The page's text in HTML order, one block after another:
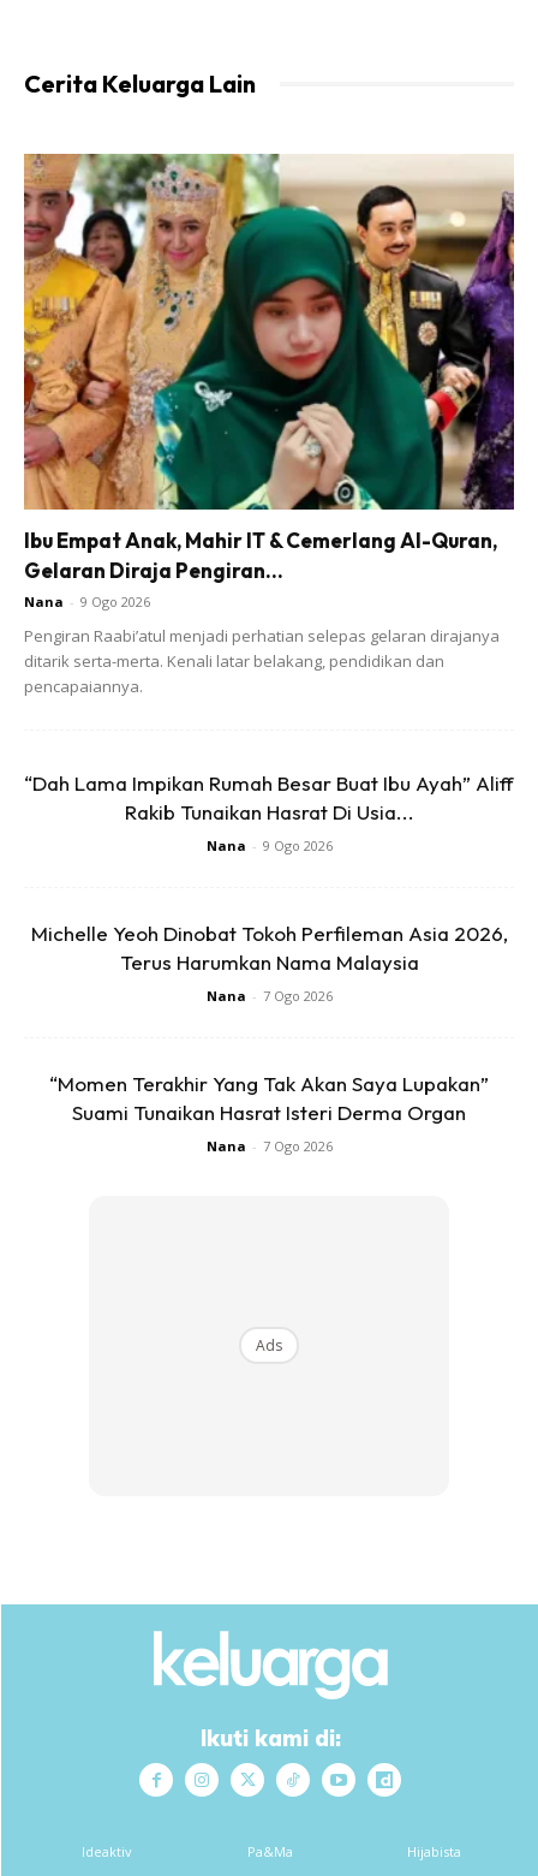
penghadaman dan cara
mengeluarkan angin dalam badan.
Angin atau gas yg terkandung
dalam badan kita biasanya
daripada apa yang kita makan dan
minum. Gas-gas lain pula dari
sistem pencernaan kita.⠀
Namun itu tidak semestinya kita mesti ‘hentikan’ kentut.
Walau bagaimanapun anda boleh mengurangkan
kekerapan kentut supaya ianya boleh dikawal.
Ads
apabila kita mengunyah dengan cepat, perbuatan ini boleh
membawa lebih banyak angin dalam badan. Elakkan juga
makan ketika memandu dan berjalan.⠀⠀
2. KURANGKAN MINUMAN BERGAS
Seperti yang kita ketahui air berkarbonat memang
Cerita Keluarga Lain
Ibu Empat Anak, Mahir IT & Cemerlang Al-Quran,
Gelaran Diraja Pengiran...
Nana - 9 Ogo 2026
Pengiran Raabi’atul menjadi perhatian selepas gelaran dirajanya
ditarik serta-merta. Kenali latar belakang, pendidikan dan
pencapaiannya.
“Dah Lama Impikan Rumah Besar Buat Ibu Ayah” Aliff
Rakib Tunaikan Hasrat Di Usia...
Nana - 9 Ogo 2026
Michelle Yeoh Dinobat Tokoh Perfileman Asia 2026,
Terus Harumkan Nama Malaysia
Nana - 7 Ogo 2026
“Momen Terakhir Yang Tak Akan Saya Lupakan”
Suami Tunaikan Hasrat Isteri Derma Organ
Nana - 7 Ogo 2026
Ads
Ikuti kami di:
Ideaktiv Pa&Ma Hijabista